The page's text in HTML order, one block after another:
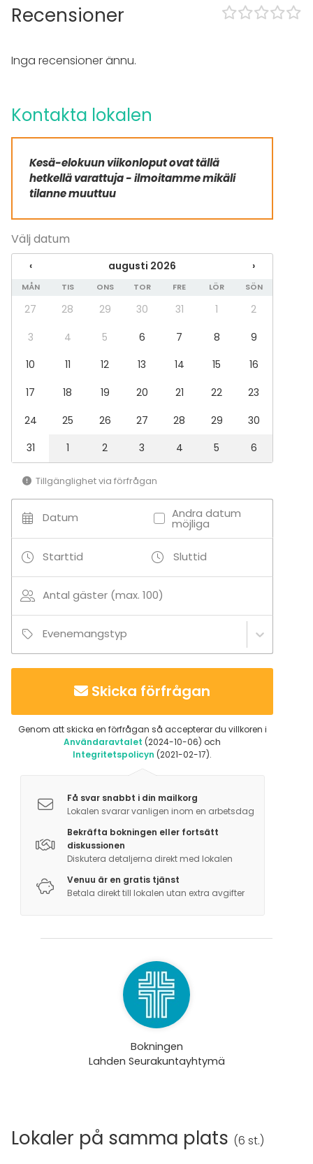
Fest
Spa / relax / bastu
Mässa / Utställning
Stuga / boende
Upplevelse / aktivitet
Julbord / Julfest
Lokal
Bankettsal
Anpassningsbar lokal
Bastu
Mötesrum
Recensioner
Inga recensioner ännu.
Kontakta lokalen
Kesä-elokuun viikonloput ovat tällä
hetkellä varattuja - ilmoitamme mikäli
tilanne muuttuu
Välj datum
‹ augusti 2026 ›
MÅN TIS ONS TOR FRE LÖR SÖN
27 28 29 30 31 1
2
3
4 5 6 7 8
9
10
11 12 13 14 15
16
17
18 19 20 21 22
23
24
25 26 27 28 29
30
31
1 2 3 4 5 6
Tillgänglighet via förfrågan
Datum Andra datum
möjliga
Starttid Sluttid
Antal gäster (max. 100)
Evenemangstyp
Skicka förfrågan
Genom att skicka en förfrågan så accepterar du villkoren i
Användaravtalet (2024-10-06) och
Integritetspolicyn (2021-02-17).
Få svar snabbt i din mailkorg
Lokalen svarar vanligen inom en arbetsdag
Bekräfta bokningen eller fortsätt
diskussionen
Diskutera detaljerna direkt med lokalen
Venuu är en gratis tjänst
Betala direkt till lokalen utan extra avgifter
Bokningen
Lahden Seurakuntayhtymä
Lokaler på samma plats (6 st.)